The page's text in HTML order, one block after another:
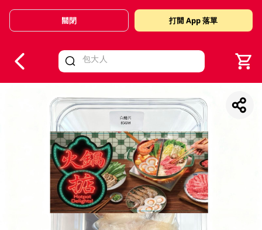
Valid Until 30 June 2026
關閉 打開 App 落單